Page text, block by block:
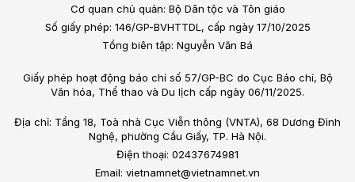
Cơ quan chủ quản: Bộ Dân tộc và Tôn giáo
Số giấy phép: 146/GP-BVHTTDL, cấp ngày 17/10/2025
Tổng biên tập: Nguyễn Văn Bá
Giấy phép hoạt động báo chí số 57/GP-BC do Cục Báo chí, Bộ
Văn hóa, Thể thao và Du lịch cấp ngày 06/11/2025.
Địa chỉ: Tầng 18, Toà nhà Cục Viễn thông (VNTA), 68 Dương Đình
Nghệ, phường Cầu Giấy, TP. Hà Nội.
Điện thoại: 02437674981
Email: vietnamnet@vietnamnet.vn